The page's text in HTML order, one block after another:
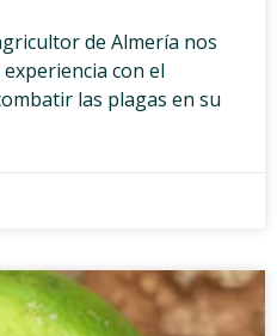
de Almería nos
con el
las plagas en su